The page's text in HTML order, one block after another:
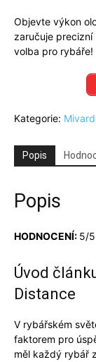
Objevte výkon
zaručuje precizní
volba pro rybáře!
Kategorie:
Popis
Popis
HODNOCENÍ: 5/5
Úvod
Distance
V rybářském
faktorem pro
měl každý rybář